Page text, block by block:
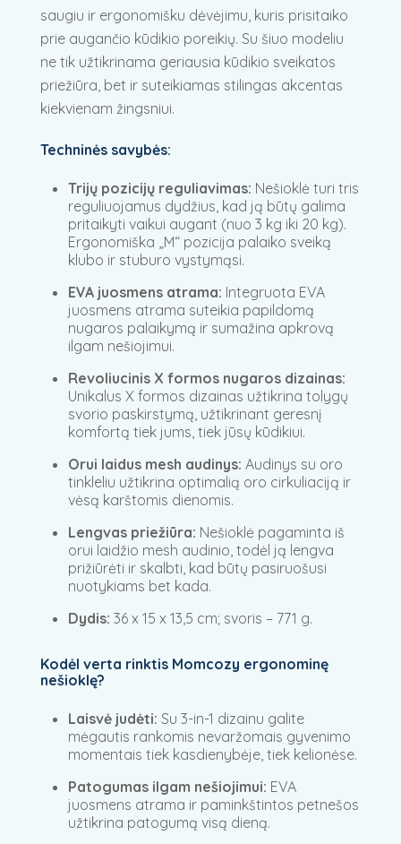
saugiu ir ergonomišku dėvėjimu, kuris prisitaiko
prie augančio kūdikio poreikių. Su šiuo modeliu
ne tik užtikrinama geriausia kūdikio sveikatos
priežiūra, bet ir suteikiamas stilingas akcentas
kiekvienam žingsniui.
Techninės savybės:
Trijų pozicijų reguliavimas: Nešioklė turi tris
reguliuojamus dydžius, kad ją būtų galima
pritaikyti vaikui augant (nuo 3 kg iki 20 kg).
Ergonomiška „M“ pozicija palaiko sveiką
klubo ir stuburo vystymąsi.
EVA juosmens atrama: Integruota EVA
juosmens atrama suteikia papildomą
nugaros palaikymą ir sumažina apkrovą
ilgam nešiojimui.
Revoliucinis X formos nugaros dizainas:
Unikalus X formos dizainas užtikrina tolygų
svorio paskirstymą, užtikrinant geresnį
komfortą tiek jums, tiek jūsų kūdikiui.
Orui laidus mesh audinys: Audinys su oro
tinkleliu užtikrina optimalią oro cirkuliaciją ir
vėsą karštomis dienomis.
Lengvas priežiūra: Nešioklė pagaminta iš
orui laidžio mesh audinio, todėl ją lengva
prižiūrėti ir skalbti, kad būtų pasiruošusi
nuotykiams bet kada.
Dydis: 36 x 15 x 13,5 cm; svoris – 771 g.
Kodėl verta rinktis Momcozy ergonominę
nešioklę?
Laisvė judėti: Su 3-in-1 dizainu galite
mėgautis rankomis nevaržomais gyvenimo
momentais tiek kasdienybėje, tiek kelionėse.
Patogumas ilgam nešiojimui: EVA
juosmens atrama ir paminkštintos petnešos
užtikrina patogumą visą dieną.